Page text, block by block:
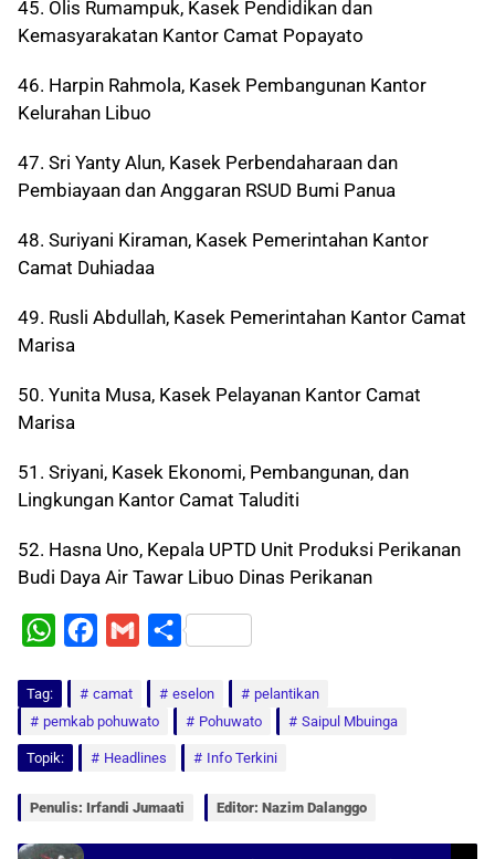
45. Olis Rumampuk, Kasek Pendidikan dan
Kemasyarakatan Kantor Camat Popayato
46. Harpin Rahmola, Kasek Pembangunan Kantor
Kelurahan Libuo
47. Sri Yanty Alun, Kasek Perbendaharaan dan
Pembiayaan dan Anggaran RSUD Bumi Panua
48. Suriyani Kiraman, Kasek Pemerintahan Kantor
Camat Duhiadaa
49. Rusli Abdullah, Kasek Pemerintahan Kantor Camat
Marisa
50. Yunita Musa, Kasek Pelayanan Kantor Camat
Marisa
51. Sriyani, Kasek Ekonomi, Pembangunan, dan
Lingkungan Kantor Camat Taluditi
52. Hasna Uno, Kepala UPTD Unit Produksi Perikanan
Budi Daya Air Tawar Libuo Dinas Perikanan
W
t
s
c
e
b
i
l
S
a
r
Tag: camat eselon
pelantikan
pemkab pohuwato
Pohuwato Saipul Mbuinga
Topik: Headlines Info Terkini
Penulis: Irfandi Jumaati Editor: Nazim Dalanggo